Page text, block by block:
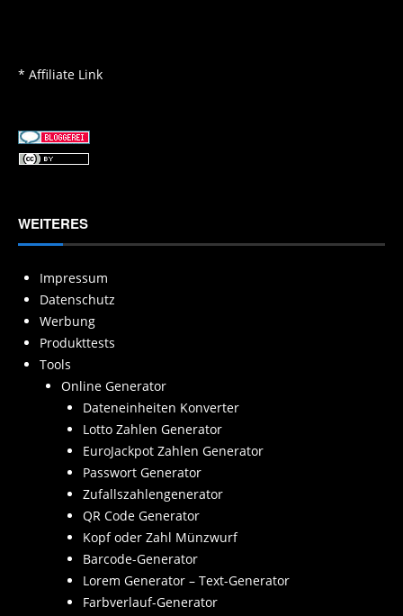
* Affiliate Link
WEITERES
Impressum
Datenschutz
Werbung
Produkttests
Tools
Online Generator
Dateneinheiten Konverter
Lotto Zahlen Generator
EuroJackpot Zahlen Generator
Passwort Generator
Zufallszahlengenerator
QR Code Generator
Kopf oder Zahl Münzwurf
Barcode-Generator
Lorem Generator – Text-Generator
Farbverlauf-Generator